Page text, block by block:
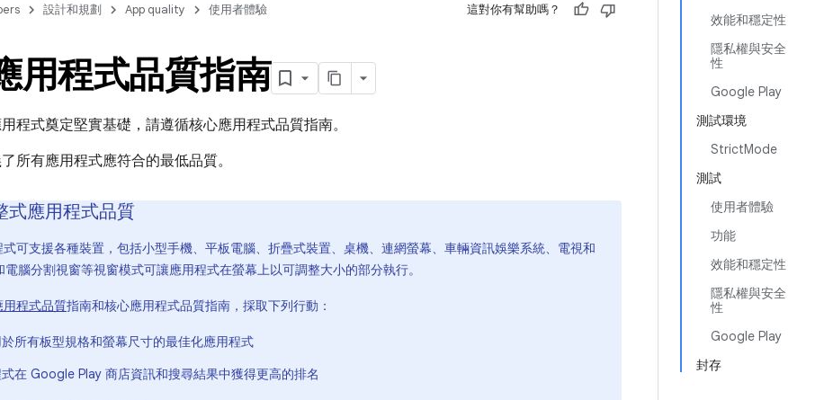
效能和穩定性
隱私權與安全
性
Google Play
測試環境
StrictMode
測試
使用者體驗
功能
效能和穩定性
隱私權與安全
性
Google Play
封存
設計和規劃 App quality 使用者體驗 這對你有幫助嗎？
用程式品質指南
程式奠定堅實基礎，請遵循核心應用程式品質指南。
所有應用程式應符合的最低品質。
式應用程式品質
可支援各種裝置，包括小型手機、平板電腦、折疊式裝置、桌機、連網螢幕、車輛資訊娛樂系統、電視和
電腦分割視窗等視窗模式可讓應用程式在螢幕上以可調整大小的部分執行。
用程式品質指南和核心應用程式品質指南，採取下列行動：
所有板型規格和螢幕尺寸的最佳化應用程式
在 Google Play 商店資訊和搜尋結果中獲得更高的排名